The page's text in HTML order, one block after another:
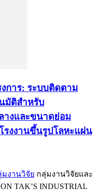
การ: ระบบติดตาม
มัติสำหรับ
างและขนาดย่อม
รงงานขึ้นรูปโลหะแผ่น
มงานวิจัย กลุ่มงานวิจัยและ
TAK’S INDUSTRIAL